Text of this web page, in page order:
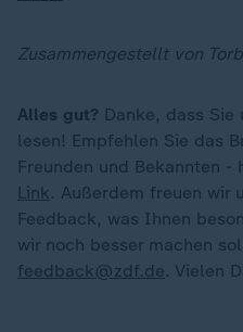
Zusammengestellt von
Alles gut? Danke, dass Sie
lesen! Empfehlen Sie das
Freunden und Bekannten -
Link. Außerdem freuen wir
Feedback, was Ihnen
wir noch besser machen
feedback@zdf.de. Vielen